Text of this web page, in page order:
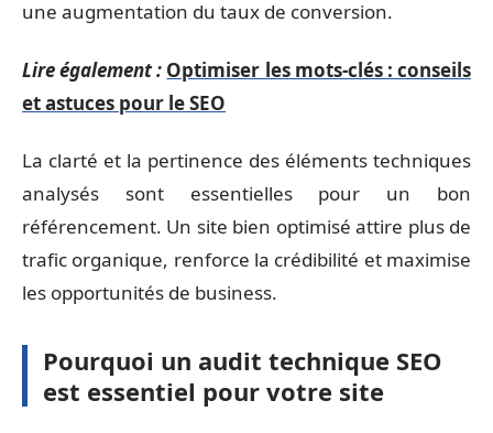
une augmentation du taux de conversion.
Lire également : Optimiser les mots-clés : conseils
et astuces pour le SEO
La clarté et la pertinence des éléments techniques
analysés sont essentielles pour un bon
référencement. Un site bien optimisé attire plus de
trafic organique, renforce la crédibilité et maximise
les opportunités de business.
Pourquoi un audit technique SEO
est essentiel pour votre site